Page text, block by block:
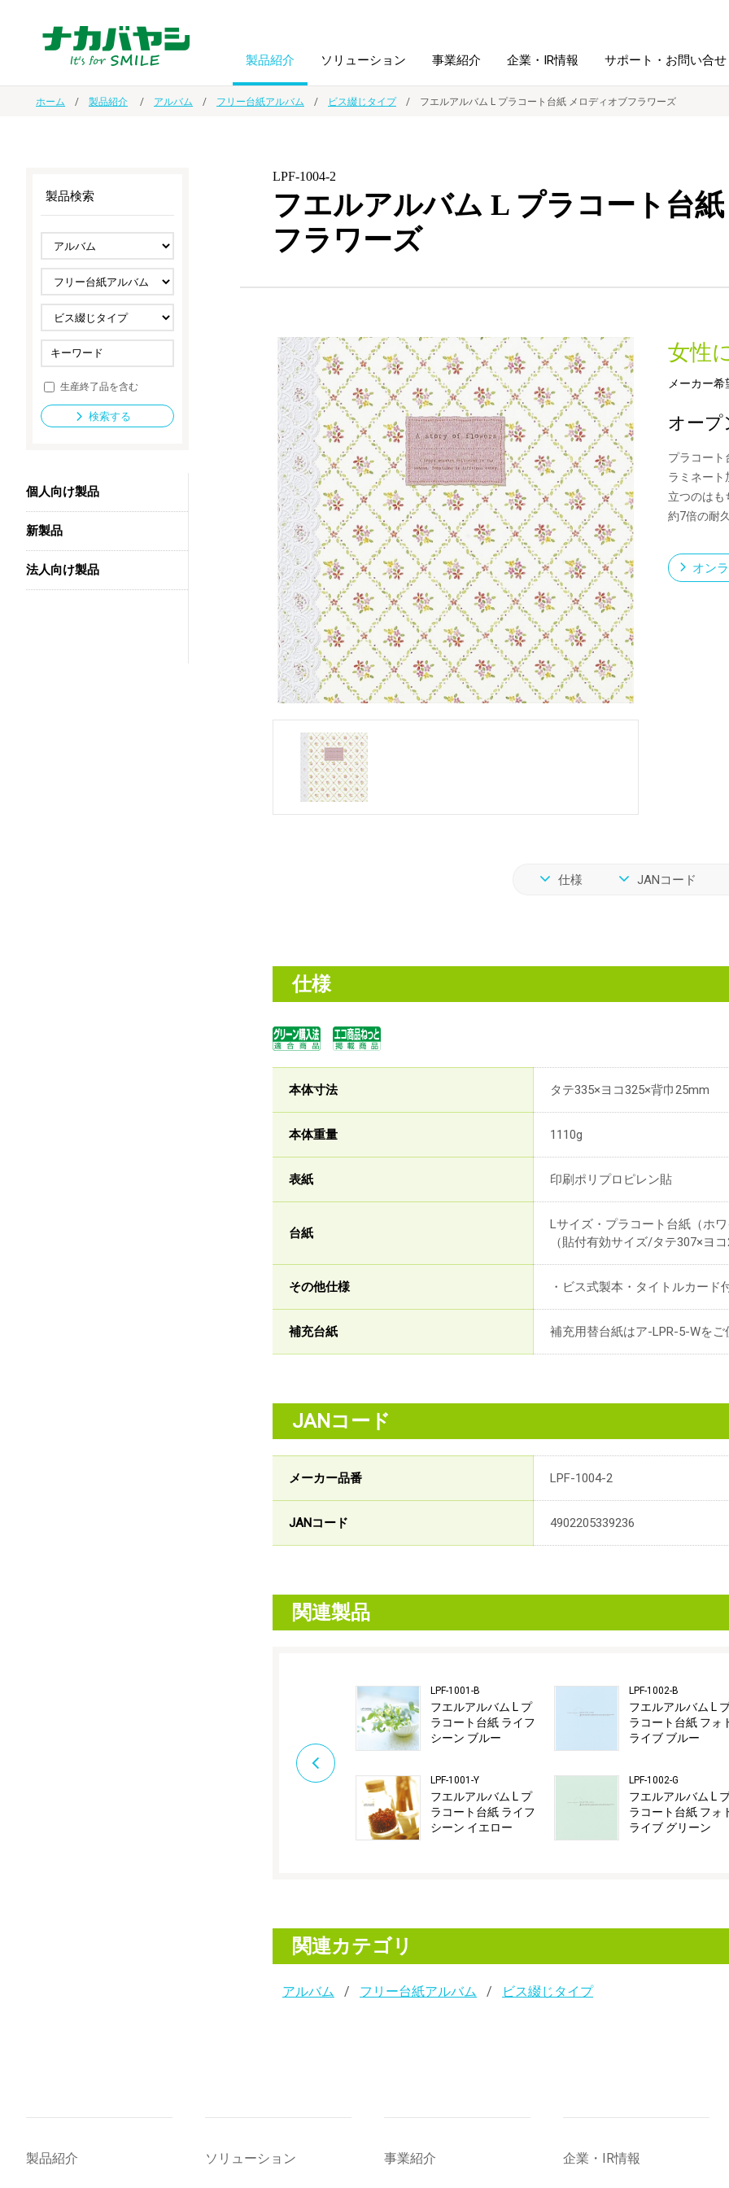
製品紹介
ノート・紙製品
ファイル・
ホルダー用品
スマートフォン・
タブレット関連
防災・
セキュリティ用品
法人向け製品 新製品一覧
ソリューション
オーダー手帳・ノベルティ制作 学校ソリューション
ドキュメントスキャニングサービス
導入事例
事業紹介 企業・IR情報
IR情報 沿革
サステナビリティ
サポート・お問い合せ
ホーム 製品紹介 アルバム フリー台紙アルバム ビス綴じタイプ フエルアルバム L プラコート台紙 メロディオブフラワーズ
LPF-1004-2
フエルアルバム L プラコート台
フラワーズ
女性
メーカー
オープ
プラコート
ラミネート
立つのはも
約7倍の耐
オン
仕様 JANコード
仕様
本体寸法 タテ335×ヨコ325×背巾25mm
本体重量 1110g
表紙 印刷ポリプロピレン貼
台紙
Lサイズ・プラコート台紙（ホ
（貼付有効サイズ/タテ307×ヨ
その他仕様 ・ビス式製本・タイトルカード
補充台紙 補充用替台紙はア-LPR-5-Wを
JANコード
メーカー品番 LPF-1004-2
JANコード 4902205339236
関連製品
LPF-1001-B
フエルアルバム L プ
ラコート台紙 ライフ
シーン ブルー
LPF-1001-Y
フエルアルバム L プ
ラコート台紙 ライフ
シーン イエロー
LPF-1002-B
フエルアルバム L
ラコート台紙 フォ
ライブ ブルー
LPF-1002-G
フエルアルバム L
ラコート台紙 フォ
ライブ グリーン
関連カテゴリ
アルバム フリー台紙アルバム ビス綴じタイプ
製品検索
生産終了品を含む
検索する
個人向け製品
新製品
法人向け製品
製品紹介 ソリューション 事業紹介 企業・IR情報